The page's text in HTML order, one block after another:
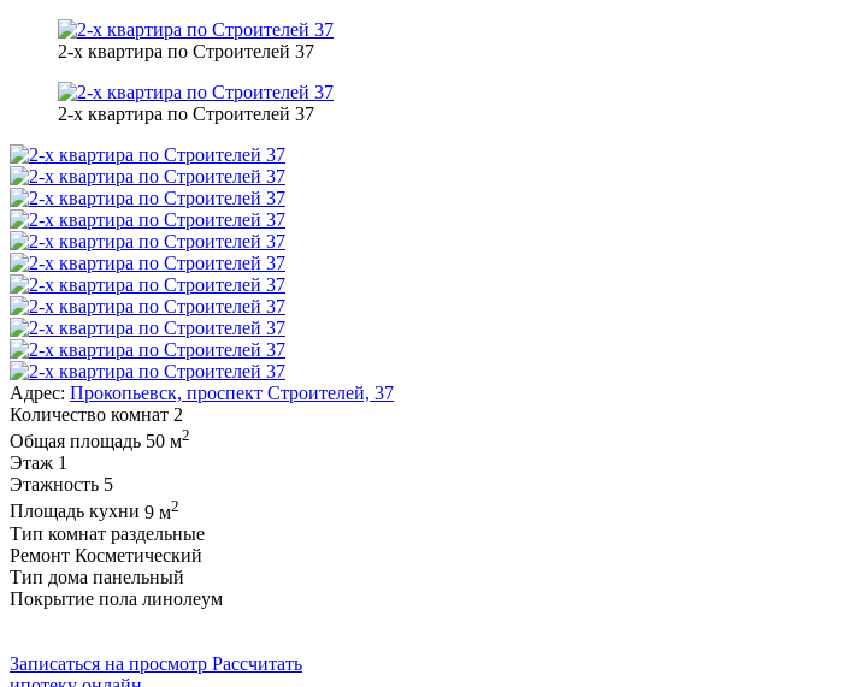
2-х квартира по Строителей 37
2-х квартира по Строителей 37
Адрес: Прокопьевск, проспект Строителей, 37
Количество комнат 2
Общая площадь 50 м2
Этаж 1
Этажность 5
Площадь кухни 9 м2
Тип комнат раздельные
Ремонт Косметический
Тип дома панельный
Покрытие пола линолеум
Записаться на просмотр Рассчитать